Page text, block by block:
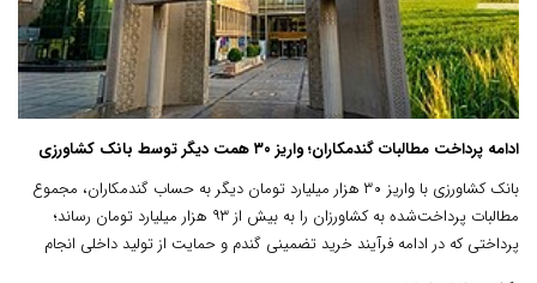
ادامه پرداخت مطالبات گندمکاران؛ واریز ۳۰ همت دیگر توسط بانک کشاورزی
بانک کشاورزی با واریز ۳۰ هزار میلیارد تومان دیگر به حساب گندمکاران، مجموع
مطالبات پرداخت‌شده به کشاورزان را به بیش از ۹۳ هزار میلیارد تومان رساند؛
پرداختی که در ادامه فرآیند خرید تضمینی گندم و حمایت از تولید داخلی انجام